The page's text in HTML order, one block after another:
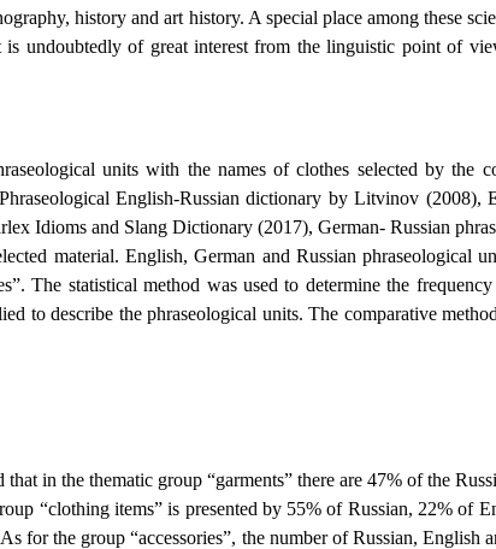
history and art history. A special place among these
is undoubtedly of great interest from the linguistic point
units with the names of clothes selected by the
English-Russian dictionary by Litvinov
Idioms and Slang Dictionary (2017), German- Russian
material. English, German and Russian
The statistical method was used to determine the
to describe the phraseological units. The comparative
in the thematic group “garments” there are 47% of the
“clothing items” is presented by 55% of Russian, 22% of
the group “accessories”, the number of Russian, English